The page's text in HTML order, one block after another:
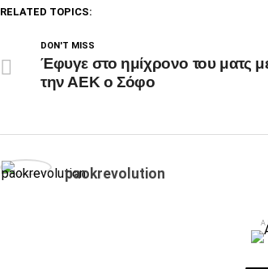
RELATED TOPICS:
DON'T MISS
Έφυγε στο ημίχρονο του ματς
την ΑΕΚ ο Σόφο
paokrevolution